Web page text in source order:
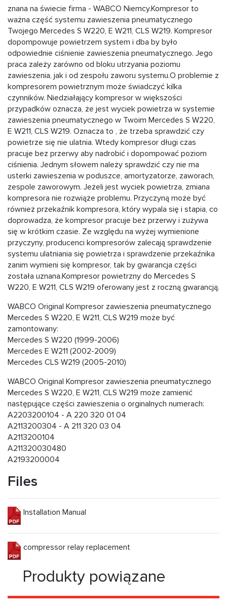
znana na świecie firma - WABCO Niemcy.Kompresor to
ważna część systemu zawieszenia pneumatycznego
Twojego Mercedes S W220, E W211, CLS W219. Kompresor
dopompowuje powietrzem system i dba by było
odpowiednie ciśnienie zawieszenia pneumatycznego. Jego
praca zależy zarówno od bloku utrzyania poziomu
zawieszenia, jak i od zespołu zaworu systemu.O problemie z
kompresorem powietrznym może świadczyć kilka
czynników. Niedziałający kompresor w większości
przypadków oznacza, że jest wyciek powietrza w systemie
zawieszenia pneumatycznego w Twoim Mercedes S W220,
E W211, CLS W219. Oznacza to , że trzeba sprawdzić czy
powietrze się nie ulatnia. Wtedy kompresor długi czas
pracuje bez przerwy aby nadrobić i dopompować poziom
ciśnienia. Jednym słowem należy sprawdzić czy nie ma
usterki zawieszenia w poduszce, amortyzatorze, zaworach,
zespole zaworowym. Jeżeli jest wyciek powietrza, zmiana
kompresora nie rozwiąże problemu. Przyczyną może być
również przekaźnik kompresora, który wypala się i stapia, co
doprowadza, że kompresor pracuje bez przerwy i zużywa
się w krótkim czasie. Ze względu na wyżej wymienione
przyczyny, producenci kompresorów zalecają sprawdzenie
systemu ulatniania się powietrza i sprawdzenie przekaźnika
zanim wymieni się kompresor, tak by gwarancja części
została uznana.Kompresor powietrzny do Mercedes S
W220, E W211, CLS W219 oferowany jest z roczną gwarancją.
WABCO Original Kompresor zawieszenia pneumatycznego
Mercedes S W220, E W211, CLS W219 może być
zamontowany:
Mercedes S W220 (1999-2006)
Mercedes E W211 (2002-2009)
Mercedes CLS W219 (2005-2010)
WABCO Original Kompresor zawieszenia pneumatycznego
Mercedes S W220, E W211, CLS W219 może zamienić
następujące części zawieszenia o orginalnych numerach:
A2203200104 - A 220 320 01 04
A2113200304 - A 211 320 03 04
A2113200104
A211320030480
A2193200004
Files
Installation Manual
compressor relay replacement
Produkty powiązane